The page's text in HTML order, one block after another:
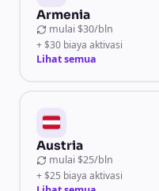
Armenia
mulai $30/bln
+ $30 biaya aktivasi
Lihat semua
Austria
mulai $25/bln
+ $25 biaya aktivasi